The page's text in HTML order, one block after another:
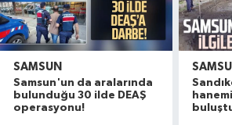
SAMSUN
Samsun'un da aralarında
bulunduğu 30 ilde DEAŞ
operasyonu!
16:14 |Polise saldırıp görevini
14:11 |Samsun'da çocukların
13:58 | Çalıştığı okul inşaatından